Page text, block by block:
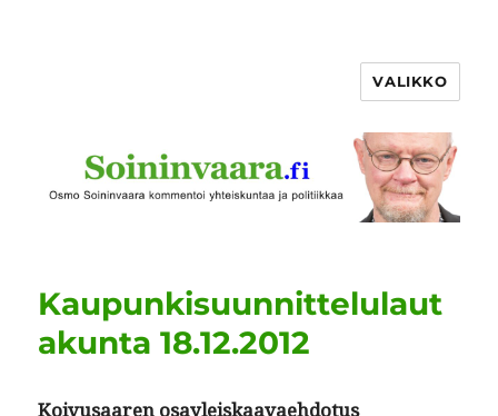
VALIKKO
Kaupunkisuunnittelulaut
akunta 18.12.2012
Koivusaaren osayleiskaavae­hdo­tus